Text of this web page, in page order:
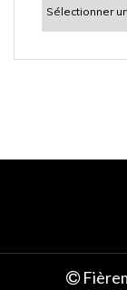
découvrir